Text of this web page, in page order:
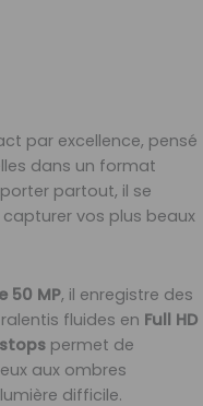
par excellence, pensé
dans un format
partout, il se
vos plus beaux
50 MP, il enregistre des
fluides en Full HD
permet de
aux ombres
difficile.